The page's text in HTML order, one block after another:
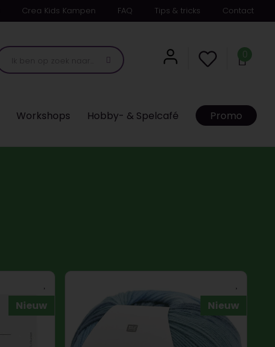
Crea Kids Kampen FAQ Tips & tricks Contact
0
Workshops Hobby- & Spelcafé Promo
Nieuw Nieuw